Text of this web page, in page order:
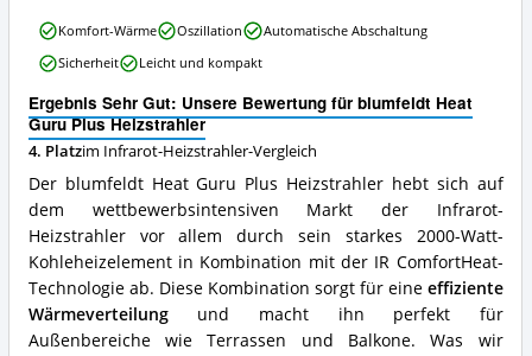
erhältlich?
Ergebnis Sehr Gut: Unsere Bewertung für blumfeldt Heat
Guru Plus Heizstrahler
4. Platzim Infrarot-Heizstrahler-Vergleich
Der blumfeldt Heat Guru Plus Heizstrahler hebt sich auf
dem wettbewerbsintensiven Markt der Infrarot-
Heizstrahler vor allem durch sein starkes 2000-Watt-
Kohleheizelement in Kombination mit der IR ComfortHeat-
Technologie ab. Diese Kombination sorgt für eine effiziente
Wärmeverteilungund macht ihn perfekt für
Außenbereiche wie Terrassen und Balkone. Was wir
blumfeldt
Heat
Guru
Heizstrahler
Vorteile:
Was
spricht
für
diesen
Infrarot-
Heizstrahler?
Komfort-Wärme Oszillation
Automatische Abschaltung
Sicherheit
Leicht und kompakt